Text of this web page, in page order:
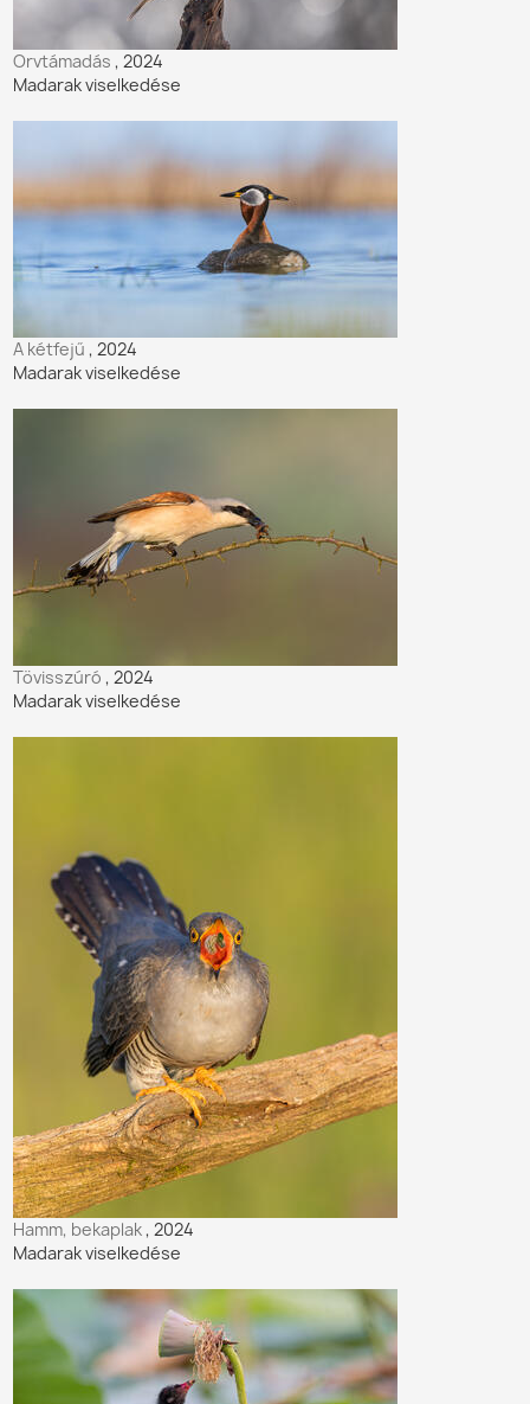
Orvtámadás, 2024
Madarak viselkedése
A kétfejű, 2024
Madarak viselkedése
Tövisszúró, 2024
Madarak viselkedése
Hamm, bekaplak, 2024
Madarak viselkedése